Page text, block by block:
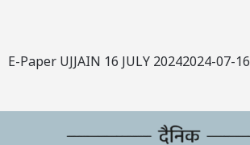
E-Paper UJJAIN 16 JULY 20242024-07-16